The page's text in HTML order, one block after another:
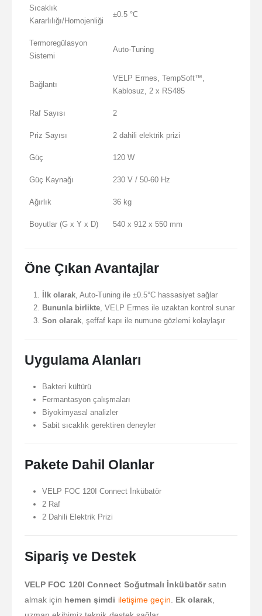
Sıcaklık
Kararlılığı/Homojenliği
±0.5 °C
Termoregülasyon
Sistemi
Auto-Tuning
Bağlantı
VELP Ermes, TempSoft™,
Kablosuz, 2 x RS485
Raf Sayısı 2
Priz Sayısı 2 dahili elektrik prizi
Güç 120 W
Güç Kaynağı 230 V / 50-60 Hz
Ağırlık 36 kg
Boyutlar (G x Y x D) 540 x 912 x 550 mm
Öne Çıkan Avantajlar
İlk olarak, Auto-Tuning ile ±0.5°C hassasiyet sağlar
Bununla birlikte, VELP Ermes ile uzaktan kontrol sunar
Son olarak, şeffaf kapı ile numune gözlemi kolaylaşır
Uygulama Alanları
Bakteri kültürü
Fermantasyon çalışmaları
Biyokimyasal analizler
Sabit sıcaklık gerektiren deneyler
Pakete Dahil Olanlar
VELP FOC 120I Connect İnkübatör
2 Raf
2 Dahili Elektrik Prizi
Sipariş ve Destek
VELP FOC 120I Connect Soğutmalı İnkübatörsatın
almak için hemen şimdi iletişime geçin Ek olarak